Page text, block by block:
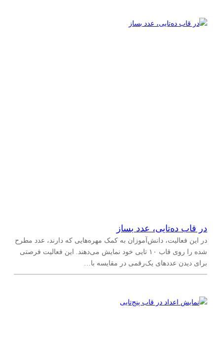
در قاب ده‌تایی، عدد بساز
در این فعالیت، دانش‌آموزان به کمک مهره‌هایی که دارند، عدد مطرح
شده را روی قاب ۱۰ تایی خود نمایش می‌دهند. این فعالیت فرصتی
برای دیدن عددهای یک‌رقمی در مقایسه با…